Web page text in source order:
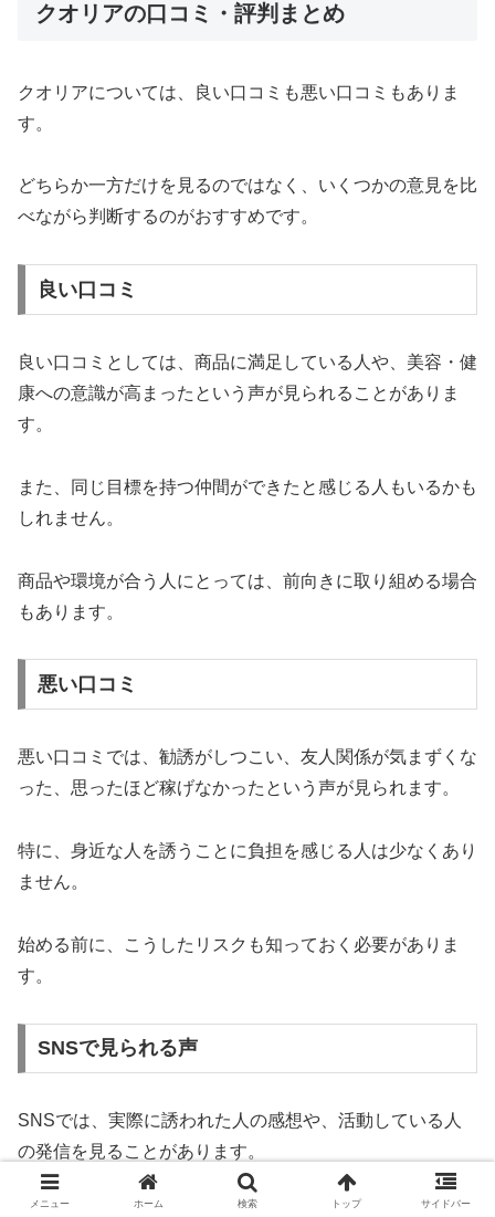
クオリアの口コミ・評判まとめ
クオリアについては、良い口コミも悪い口コミもありま
す。
どちらか一方だけを見るのではなく、いくつかの意見を比
べながら判断するのがおすすめです。
良い口コミ
良い口コミとしては、商品に満足している人や、美容・健
康への意識が高まったという声が見られることがありま
す。
また、同じ目標を持つ仲間ができたと感じる人もいるかも
しれません。
商品や環境が合う人にとっては、前向きに取り組める場合
もあります。
悪い口コミ
悪い口コミでは、勧誘がしつこい、友人関係が気まずくな
った、思ったほど稼げなかったという声が見られます。
特に、身近な人を誘うことに負担を感じる人は少なくあり
ません。
始める前に、こうしたリスクも知っておく必要がありま
す。
SNSで見られる声
SNSでは、実際に誘われた人の感想や、活動している人
の発信を見ることがあります。
メニュー ホーム 検索 トップ サイドバー